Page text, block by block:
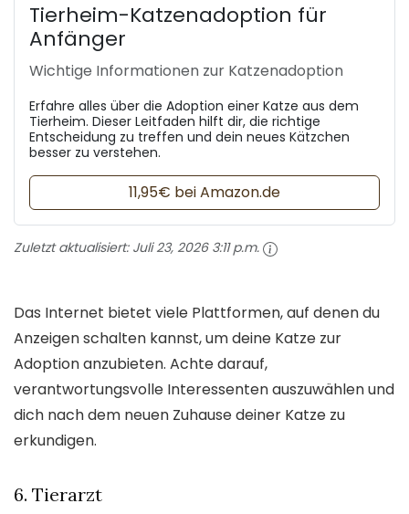
Tierheim-Katzenadoption für
Anfänger
Wichtige Informationen zur Katzenadoption
Erfahre alles über die Adoption einer Katze aus dem
Tierheim. Dieser Leitfaden hilft dir, die richtige
Entscheidung zu treffen und dein neues Kätzchen
besser zu verstehen.
11,95€ bei Amazon.de
Zuletzt aktualisiert: Juli 23, 2026 3:11 p.m.
Das Internet bietet viele Plattformen, auf denen du
Anzeigen schalten kannst, um deine Katze zur
Adoption anzubieten. Achte darauf,
verantwortungsvolle Interessenten auszuwählen und
dich nach dem neuen Zuhause deiner Katze zu
erkundigen.
6. Tierarzt